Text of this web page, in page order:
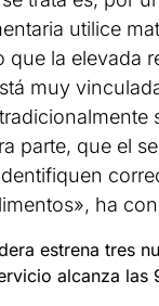
utilice
que la elevada
muy
parte, que el
ha
estrena tres
alcanza las